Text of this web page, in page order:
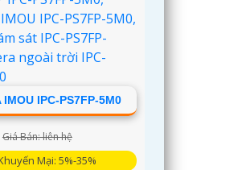
IMOU IPC-PS7FP-5M0
Giá Bán: liên hệ
Mại: 5%-35%